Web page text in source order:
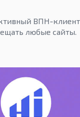
ВПН-
любые сайты.